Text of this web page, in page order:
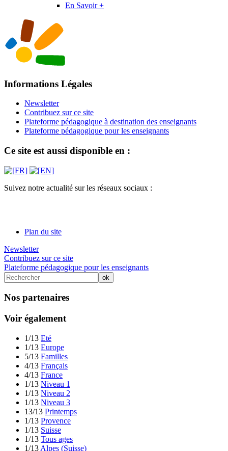
En Savoir +
Informations Légales
Newsletter
Contribuez sur ce site
Plateforme pédagogique à destination des enseignants
Plateforme pédagogique pour les enseignants
Ce site est aussi disponible en :
Suivez notre actualité sur les réseaux sociaux :
Plan du site
Newsletter
Contribuez sur ce site
Plateforme pédagogique pour les enseignants
Nos partenaires
Voir également
1/13 Eté
1/13 Europe
5/13 Familles
4/13 Français
4/13 France
1/13 Niveau 1
1/13 Niveau 2
1/13 Niveau 3
13/13 Printemps
1/13 Provence
1/13 Suisse
1/13 Tous ages
1/13 Alpes (Suisse)